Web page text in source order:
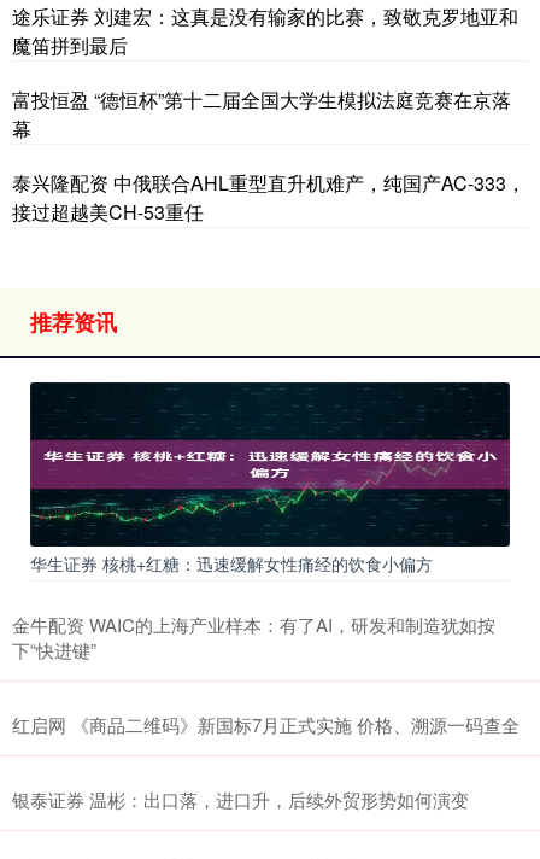
途乐证券 刘建宏：这真是没有输家的比赛，致敬克罗地亚和
魔笛拼到最后
富投恒盈 “德恒杯”第十二届全国大学生模拟法庭竞赛在京落
幕
泰兴隆配资 中俄联合AHL重型直升机难产，纯国产AC-333，
接过超越美CH-53重任
推荐资讯
华生证券 核桃+红糖：迅速缓解女性痛经的饮食小偏方
金牛配资 WAIC的上海产业样本：有了AI，研发和制造犹如按
下“快进键”
红启网 《商品二维码》新国标7月正式实施 价格、溯源一码查全
银泰证券 温彬：出口落，进口升，后续外贸形势如何演变